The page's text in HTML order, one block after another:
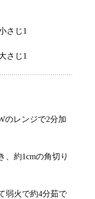
さじ1
さじ1
のレンジで2分加
、約1cmの角切り
弱火で約4分茹で